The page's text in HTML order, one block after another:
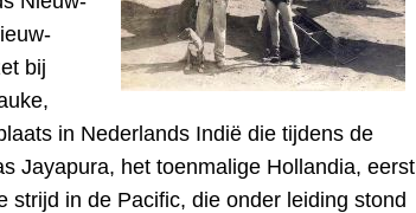
bij
in Nederlands Indië die tijdens de
Jayapura, het toenmalige Hollandia, eerst
strijd in de Pacific, die onder leiding stond